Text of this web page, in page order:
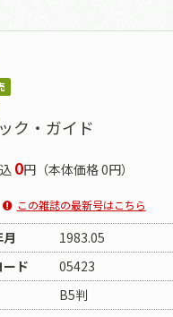
ク・ガイド
0円（本体価格 0円）
この雑誌の最新号はこちら
1983.05
ド
05423
B5判